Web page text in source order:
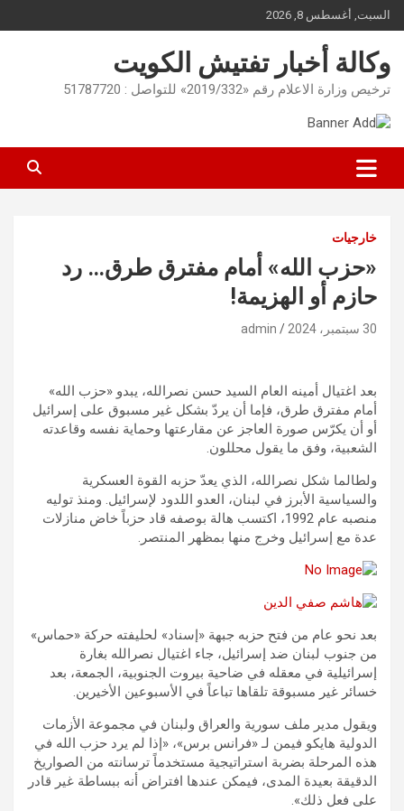
Skip
to
content
السبت, أغسطس 8, 2026
وكالة أخبار تفتيش الكويت
ترخيص وزارة الاعلام رقم «2019/332» للتواصل : 51787720
خارجيات
«حزب الله» أمام مفترق طرق… رد
حازم أو الهزيمة!
30 سبتمبر، 2024 admin
بعد اغتيال أمينه العام السيد حسن نصرالله، يبدو «حزب الله»
أمام مفترق طرق، فإما أن يردّ بشكل غير مسبوق على إسرائيل
أو أن يكرّس صورة العاجز عن مقارعتها وحماية نفسه وقاعدته
الشعبية، وفق ما يقول محللون.
ولطالما شكل نصرالله، الذي يعدّ حزبه القوة العسكرية
والسياسية الأبرز في لبنان، العدو اللدود لإسرائيل. ومنذ توليه
منصبه عام 1992، اكتسب هالة بوصفه قاد حزباً خاض منازلات
عدة مع إسرائيل وخرج منها بمظهر المنتصر.
بعد نحو عام من فتح حزبه جبهة «إسناد» لحليفته حركة «حماس»
من جنوب لبنان ضد إسرائيل، جاء اغتيال نصرالله بغارة
إسرائيلية في معقله في ضاحية بيروت الجنوبية، الجمعة، بعد
خسائر غير مسبوقة تلقاها تباعاً في الأسبوعين الأخيرين.
ويقول مدير ملف سورية والعراق ولبنان في مجموعة الأزمات
الدولية هايكو فيمن لـ «فرانس برس»، «إذا لم يرد حزب الله في
هذه المرحلة بضربة استراتيجية مستخدماً ترسانته من الصواريخ
الدقيقة بعيدة المدى، فيمكن عندها افتراض أنه ببساطة غير قادر
على فعل ذلك».